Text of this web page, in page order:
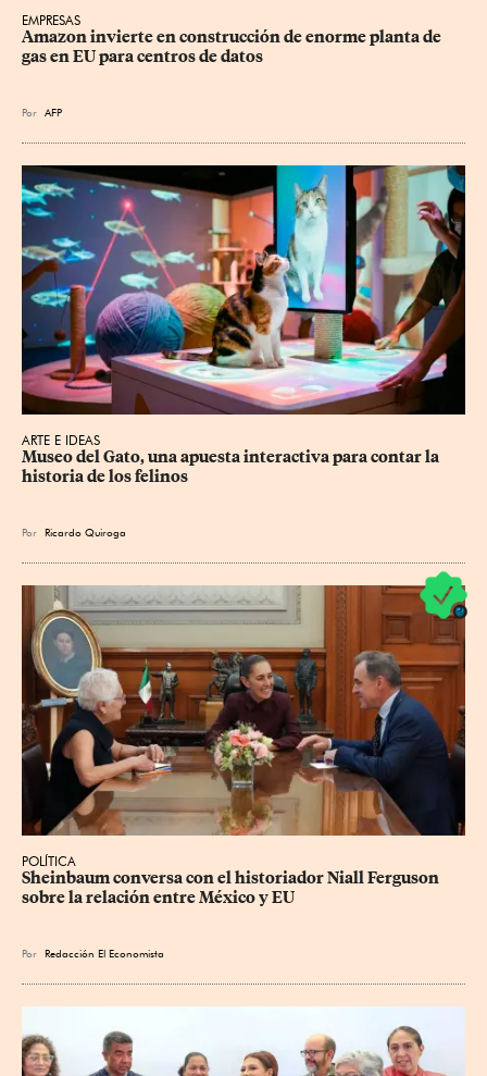
EMPRESAS
Amazon invierte en construcción de enorme planta de
gas en EU para centros de datos
Por AFP
ARTE E IDEAS
Museo del Gato, una apuesta interactiva para contar la
historia de los felinos
Por Ricardo Quiroga
POLÍTICA
Sheinbaum conversa con el historiador Niall Ferguson
sobre la relación entre México y EU
Por Redacción El Economista